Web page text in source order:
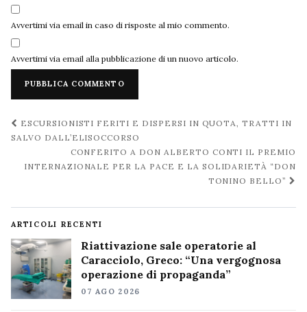
Avvertimi via email in caso di risposte al mio commento.
Avvertimi via email alla pubblicazione di un nuovo articolo.
Navigazione
post
ESCURSIONISTI FERITI E DISPERSI IN QUOTA, TRATTI IN
SALVO DALL’ELISOCCORSO
CONFERITO A DON ALBERTO CONTI IL PREMIO
INTERNAZIONALE PER LA PACE E LA SOLIDARIETÀ “DON
TONINO BELLO”
ARTICOLI RECENTI
Riattivazione sale operatorie al
Caracciolo, Greco: “Una vergognosa
operazione di propaganda”
07 AGO 2026